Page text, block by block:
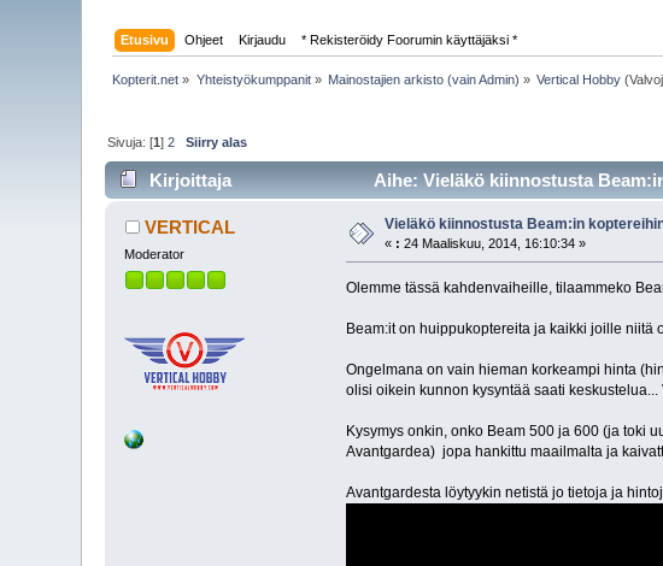
Etusivu Ohjeet Kirjaudu * Rekisteröidy Foorumin käyttäjäksi *
Kopterit.net » Yhteistyökumppanit» Mainostajien arkisto (vain Admin) » Vertical Hobby
Sivuja: [1]2 Siirry alas
Kirjoittaja Aihe: Vieläkö kiinnostusta
VERTICAL
Moderator
Vieläkö kiinnostusta Beam:in
« : 24 Maaliskuu, 2014, 16:10:34 »
Olemme tässä kahdenvaiheille, tilaammeko
Beam:it on huippukoptereita ja kaikki joille niitä
Ongelmana on vain hieman korkeampi hinta
olisi oikein kunnon kysyntää saati
Kysymys onkin, onko Beam 500 ja 600 (ja toki
Avantgardea) jopa hankittu maailmalta ja
Avantgardesta löytyykin netistä jo tietoja ja